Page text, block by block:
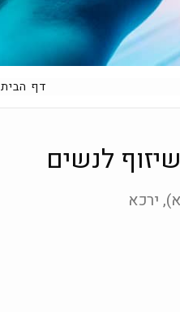
דף הבית
שיזוף לנשים
ירכא